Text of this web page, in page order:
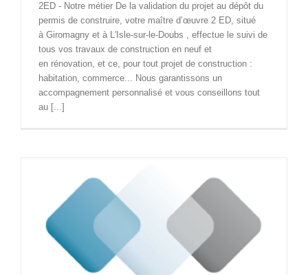
2ED - Notre métier De la validation du projet au dépôt du
permis de construire, votre maître d’œuvre 2 ED, situé
à Giromagny et à L'Isle-sur-le-Doubs , effectue le suivi de
tous vos travaux de construction en neuf et
en rénovation, et ce, pour tout projet de construction :
habitation, commerce... Nous garantissons un
accompagnement personnalisé et vous conseillons tout
au [...]